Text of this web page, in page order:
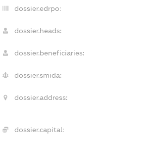
dossier.edrpo:
dossier.heads:
dossier.beneficiaries:
dossier.smida:
dossier.address:
dossier.capital: